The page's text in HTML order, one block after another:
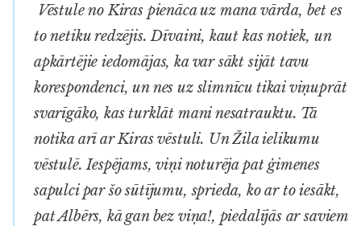
Vēstule no Kiras pienāca uz mana vārda, bet es
to netiku redzējis. Dīvaini, kaut kas notiek, un
apkārtējie iedomājas, ka var sākt sijāt tavu
korespondenci, un nes uz slimnīcu tikai viņuprāt
svarīgāko, kas turklāt mani nesatrauktu. Tā
notika arī ar Kiras vēstuli. Un Žila ielikumu
vēstulē. Iespējams, viņi noturēja pat ģimenes
sapulci par šo sūtījumu, sprieda, ko ar to iesākt,
pat Albērs, kā gan bez viņa!, piedalījās ar saviem